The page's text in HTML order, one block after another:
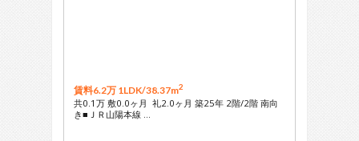
賃料6.2万 1LDK/38.37m2
共0.1万 敷0.0ヶ月 礼2.0ヶ月 築25年 2階/2階 南向
き■ＪＲ山陽本線 …